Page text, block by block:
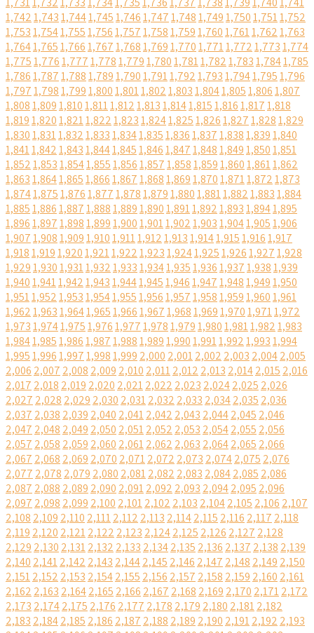
1,7421,7431,7441,7451,7461,7471,7481,7491,7501,7511,752
1,7531,7541,7551,7561,7571,7581,7591,7601,7611,7621,763
1,7641,7651,7661,7671,7681,7691,7701,7711,7721,7731,774
1,7751,7761,7771,7781,7791,7801,7811,7821,7831,7841,785
1,7861,7871,7881,7891,7901,7911,7921,7931,7941,7951,796
1,7971,7981,7991,8001,8011,8021,8031,8041,8051,8061,807
1,8081,8091,8101,8111,8121,8131,8141,8151,8161,8171,818
1,8191,8201,8211,8221,8231,8241,8251,8261,8271,8281,829
1,8301,8311,8321,8331,8341,8351,8361,8371,8381,8391,840
1,8411,8421,8431,8441,8451,8461,8471,8481,8491,8501,851
1,8521,8531,8541,8551,8561,8571,8581,8591,8601,8611,862
1,8631,8641,8651,8661,8671,8681,8691,8701,8711,8721,873
1,8741,8751,8761,8771,8781,8791,8801,8811,8821,8831,884
1,8851,8861,8871,8881,8891,8901,8911,8921,8931,8941,895
1,8961,8971,8981,8991,9001,9011,9021,9031,9041,9051,906
1,9071,9081,9091,9101,9111,9121,9131,9141,9151,9161,917
1,9181,9191,9201,9211,9221,9231,9241,9251,9261,9271,928
1,9291,9301,9311,9321,9331,9341,9351,9361,9371,9381,939
1,9401,9411,9421,9431,9441,9451,9461,9471,9481,9491,950
1,9511,9521,9531,9541,9551,9561,9571,9581,9591,9601,961
1,9621,9631,9641,9651,9661,9671,9681,9691,9701,9711,972
1,9731,9741,9751,9761,9771,9781,9791,9801,9811,9821,983
1,9841,9851,9861,9871,9881,9891,9901,9911,9921,9931,994
1,9951,9961,9971,9981,999 2,000 2,0012,002 2,003 2,0042,005
2,006 2,007 2,008 2,009 2,010 2,0112,012 2,013 2,0142,015 2,016
2,017 2,018 2,019 2,020 2,0212,022 2,023 2,0242,025 2,026
2,027 2,028 2,029 2,030 2,0312,032 2,033 2,0342,035 2,036
2,037 2,038 2,039 2,040 2,0412,042 2,043 2,0442,045 2,046
2,047 2,048 2,049 2,050 2,0512,052 2,053 2,0542,055 2,056
2,057 2,058 2,059 2,060 2,0612,062 2,063 2,0642,065 2,066
2,067 2,068 2,069 2,070 2,0712,072 2,073 2,0742,075 2,076
2,077 2,078 2,079 2,080 2,0812,082 2,083 2,0842,085 2,086
2,087 2,088 2,089 2,090 2,0912,092 2,093 2,0942,095 2,096
2,097 2,098 2,099 2,100 2,1012,102 2,103 2,1042,105 2,106 2,107
2,108 2,109 2,110 2,1112,112 2,113 2,1142,115 2,116 2,117 2,118
2,119 2,120 2,1212,122 2,123 2,1242,125 2,126 2,127 2,128
2,129 2,130 2,1312,132 2,133 2,1342,135 2,136 2,137 2,138 2,139
2,140 2,1412,142 2,143 2,1442,145 2,146 2,147 2,148 2,149 2,150
2,1512,152 2,153 2,1542,155 2,156 2,157 2,158 2,159 2,160 2,161
2,162 2,163 2,1642,165 2,166 2,167 2,168 2,169 2,170 2,1712,172
2,173 2,1742,175 2,176 2,177 2,178 2,179 2,180 2,1812,182
2,183 2,1842,185 2,186 2,187 2,188 2,189 2,190 2,1912,192 2,193